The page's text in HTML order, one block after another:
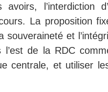
l’interdiction
La proposition
et
de la RDC
centrale, et utiliser